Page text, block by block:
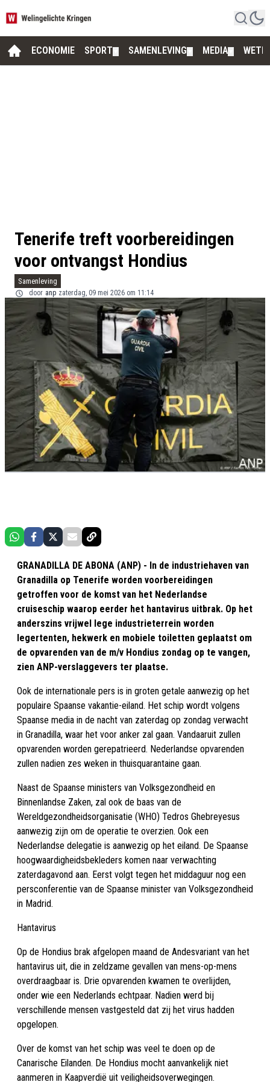
ECONOMIE SPORT SAMENLEVING MEDIA
Tenerife treft voorbereidingen
voor ontvangst Hondius
Samenleving
door anp zaterdag, 09 mei 2026 om 11:14
GRANADILLA DE ABONA (ANP) - In de industriehaven van
Granadilla op Tenerife worden voorbereidingen
getroffen voor de komst van het Nederlandse
cruiseschip waarop eerder het hantavirus uitbrak. Op het
anderszins vrijwel lege industrieterrein worden
legertenten, hekwerk en mobiele toiletten geplaatst om
de opvarenden van de m/v Hondius zondag op te vangen,
zien ANP-verslaggevers ter plaatse.
Ook de internationale pers is in groten getale aanwezig op het
populaire Spaanse vakantie-eiland. Het schip wordt volgens
Spaanse media in de nacht van zaterdag op zondag verwacht
in Granadilla, waar het voor anker zal gaan. Vandaaruit zullen
opvarenden worden gerepatrieerd. Nederlandse opvarenden
zullen nadien zes weken in thuisquarantaine gaan.
Naast de Spaanse ministers van Volksgezondheid en
Binnenlandse Zaken, zal ook de baas van de
Wereldgezondheidsorganisatie (WHO) Tedros Ghebreyesus
aanwezig zijn om de operatie te overzien. Ook een
Nederlandse delegatie is aanwezig op het eiland. De Spaanse
hoogwaardigheidsbekleders komen naar verwachting
zaterdagavond aan. Eerst volgt tegen het middaguur nog een
persconferentie van de Spaanse minister van Volksgezondheid
in Madrid.
Hantavirus
Op de Hondius brak afgelopen maand de Andesvariant van het
hantavirus uit, die in zeldzame gevallen van mens-op-mens
overdraagbaar is. Drie opvarenden kwamen te overlijden,
onder wie een Nederlands echtpaar. Nadien werd bij
verschillende mensen vastgesteld dat zij het virus hadden
opgelopen.
Over de komst van het schip was veel te doen op de
Canarische Eilanden. De Hondius mocht aanvankelijk niet
aanmeren in Kaapverdië uit veiligheidsoverwegingen.